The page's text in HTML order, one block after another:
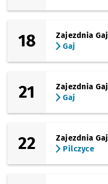
18
Zajezdnia Gaj
Gaj
21
Zajezdnia Gaj
Gaj
22
Zajezdnia Gaj
Pilczyce